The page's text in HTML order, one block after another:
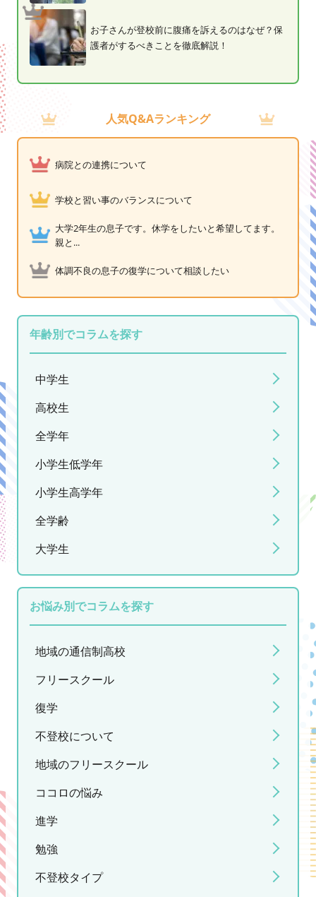
お子さんが登校前に腹痛を訴えるのはなぜ？保
護者がするべきことを徹底解説！
人気Q&Aランキング
病院との連携について
学校と習い事のバランスについて
大学2年生の息子です。休学をしたいと希望してます。
親と...
体調不良の息子の復学について相談したい
年齢別でコラムを探す
中学生
高校生
全学年
小学生低学年
小学生高学年
全学齢
大学生
お悩み別でコラムを探す
地域の通信制高校
フリースクール
復学
不登校について
地域のフリースクール
ココロの悩み
進学
勉強
不登校タイプ